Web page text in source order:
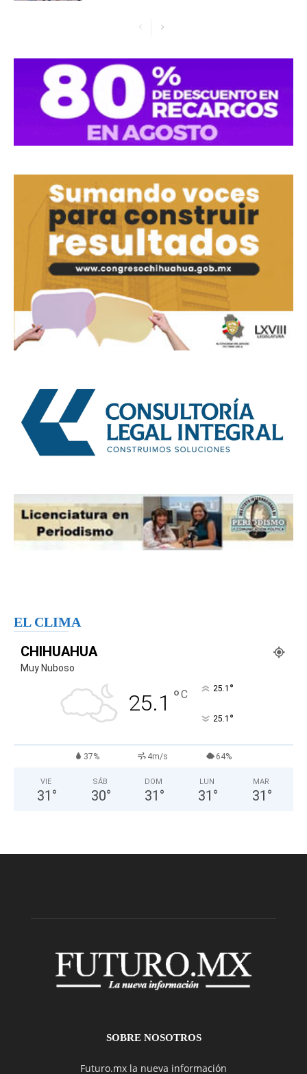
EL CLIMA
CHIHUAHUA
Muy Nuboso
25.1 °C 25.1 °
25.1 °
37% 4m/s 64%
VIE
31 °
SÁB
30°
DOM
31 °
LUN
31 °
MAR
31 °
SOBRE NOSOTROS
Futuro.mx la nueva información